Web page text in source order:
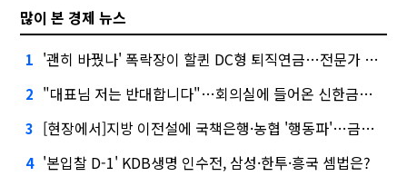
많이 본 경제 뉴스
1 '괜히 바꿨나' 폭락장이 할퀸 DC형 퇴직연금…전문가 조언은
2 "대표님 저는 반대합니다"…회의실에 들어온 신한금융 AI
3 [현장에서]지방 이전설에 국책은행·농협 '행동파'…금감원 '신중모드'
4 '본입찰 D-1' KDB생명 인수전, 삼성·한투·흥국 셈법은?